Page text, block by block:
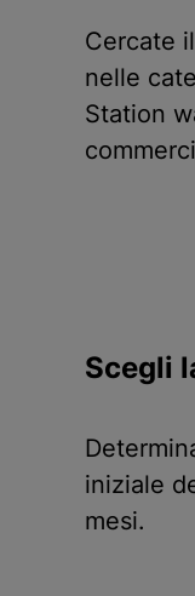
Cercate
nelle
Station
Scegli
iniziale
mesi.